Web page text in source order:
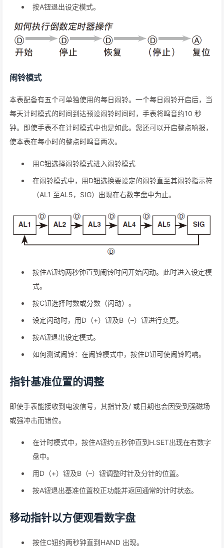
按A钮退出设定模式。
闹铃模式
本表配备有五个可单独使用的每日闹铃。一个每日闹铃开启后，当
每天计时模式的时间到达预设闹铃时间时，手表将鸣音约10 秒
钟。即使手表不在计时模式中也是如此。您还可以开启整点响报，
使本表在每小时的整点时鸣音两次。
用C钮选择闹铃模式进入闹铃模式
在闹铃模式中，用D钮选换要设定的闹铃直至其闹铃指示符
（AL1 至AL5，SIG）出现在右数字盘中为止。
按住A钮约两秒钟直到闹铃时间开始闪动。此时进入设定模
式。
按C钮选择时数或分数（闪动）。
设定闪动时，用D（+）钮及B（–）钮进行变更。
按A钮退出设定模式。
如何测试闹铃：在闹铃模式中，按住D钮可使闹铃鸣响。
指针基准位置的调整
即使手表能接收到电波信号，其指针及/ 或日期也会因受到强磁场
或强冲击而错位。
在计时模式中，按住A钮约五秒钟直到H.SET出现在右数字
盘中。
用D（+）钮及B（–）钮调整时针及分针的位置。
按A钮退出基准位置校正功能并返回通常的计时状态。
移动指针以方便观看数字盘
按住C钮约两秒钟直到HAND 出现。